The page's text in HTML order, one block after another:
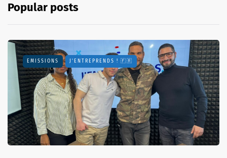
Popular posts
EMISSIONS J'ENTREPRENDS ! 🇫🇷